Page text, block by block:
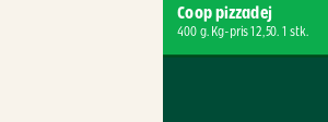
Coop pizzadej
400 g. Kg-pris 12,50. 1 stk.